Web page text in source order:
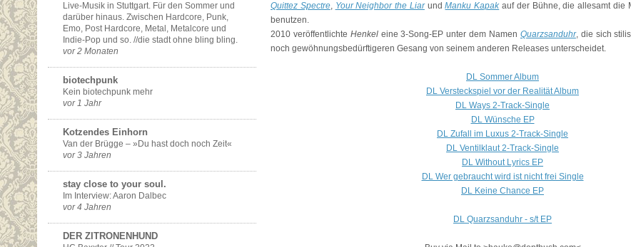
Live-Musik in Stuttgart. Für den Sommer und
darüber hinaus. Zwischen Hardcore, Punk,
Emo, Post Hardcore, Metal, Metalcore und
Indie-Pop und so. //die stadt ohne bling bling.
vor 2 Monaten
biotechpunk
Kein biotechpunk mehr
vor 1 Jahr
Kotzendes Einhorn
Van der Brügge – »Du hast doch noch Zeit«
vor 3 Jahren
stay close to your soul.
Im Interview: Aaron Dalbec
vor 4 Jahren
DER ZITRONENHUND
Quittez Spectre, Your Neighbor the LiarundManku Kapakauf der Bühne, die allesamt die
benutzen.
2010 veröffentlichte Henkeleine 3-Song-EP unter dem Namen Quarzsanduhr, die sich
noch gewöhnungsbedürftigeren Gesang von seinem anderen Releases unterscheidet.
DL Sommer Album
DL Versteckspiel vor der Realität Album
DL Ways 2-Track-Single
DL Wünsche EP
DL Zufall im Luxus 2-Track-Single
DL Ventilklaut 2-Track-Single
DL Without Lyrics EP
DL Wer gebraucht wird ist nicht frei Single
DL Keine Chance EP
DL Quarzsanduhr - s/t EP